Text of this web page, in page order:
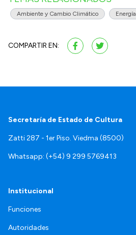
Ambiente y Cambio Climático Energía
COMPARTIR EN:
Secretaría de Estado de Cultura
Zatti 287 - 1er Piso. Viedma (8500)
Whatsapp: (+54) 9 299 5769413
Institucional
Funciones
Autoridades